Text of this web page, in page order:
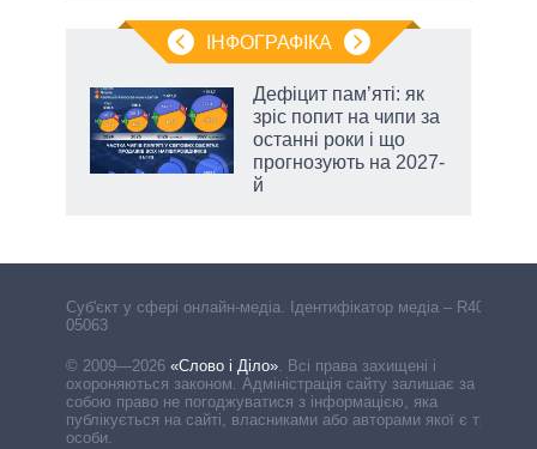
ІНФОГРАФІКА
Дефіцит пам’яті: як
зріс попит на чипи за
останні роки і що
прогнозують на 2027-
й
Cуб'єкт у сфері онлайн-медіа. Ідентифікатор медіа – R40-
05063
© 2009—2026 «Слово і Діло». Всі права захищені і
охороняються законом. Адміністрація сайту залишає за
собою право не погоджуватися з інформацією, яка
публікується на сайті, власниками або авторами якої є треті
особи.